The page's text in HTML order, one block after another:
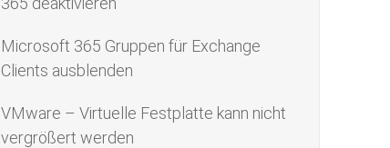
Microsoft 365 Gruppen für Exchange
Clients ausblenden
VMware – Virtuelle Festplatte kann nicht
vergrößert werden